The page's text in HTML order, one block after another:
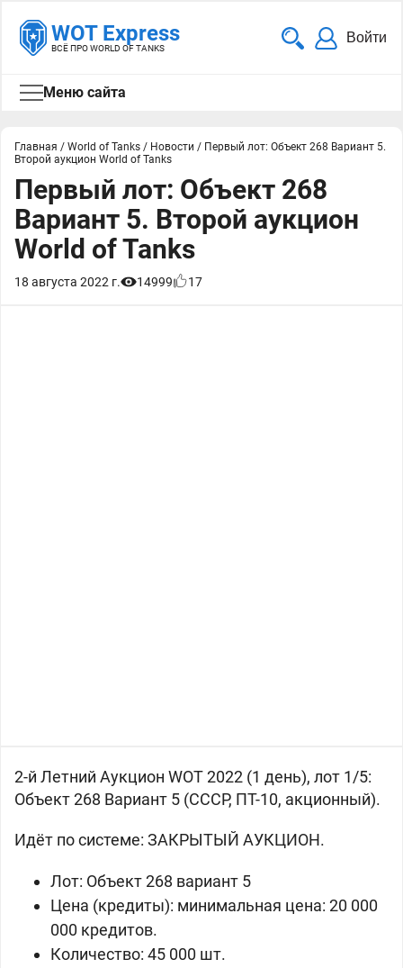
WOT Express
ВСЁ ПРО WORLD OF TANKS
Войти
Меню сайта
Главная / World of Tanks / Новости / Первый лот: Объект 268 Вариант 5.
Второй аукцион World of Tanks
Первый лот: Объект 268
Вариант 5. Второй аукцион
World of Tanks
18 августа 2022 г. 14999 17
2-й Летний Аукцион WOT 2022 (1 день), лот 1/5:
Объект 268 Вариант 5 (СССР, ПТ-10, акционный).
Идёт по системе: ЗАКРЫТЫЙ АУКЦИОН.
Лот: Объект 268 вариант 5
Цена (кредиты): минимальная цена: 20 000
000 кредитов.
Количество: 45 000 шт.